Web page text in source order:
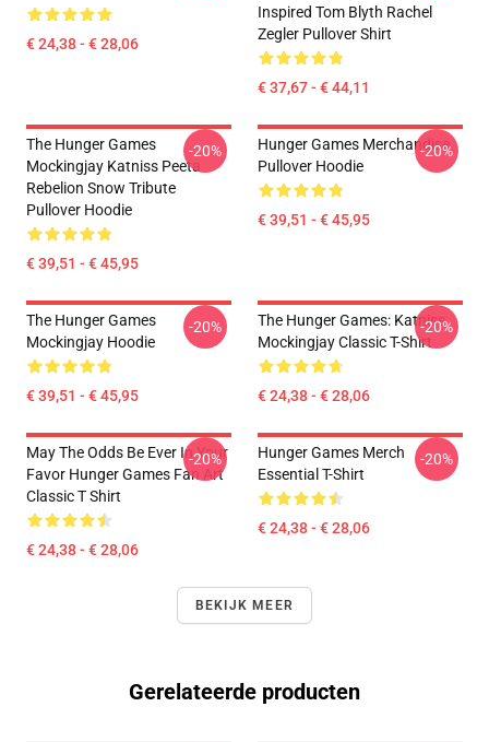
€ 24,38 - € 28,06
Inspired Tom Blyth Rachel
Zegler Pullover Shirt
€ 37,67 - € 44,11
The Hunger Games
Mockingjay Katniss Peeta
Rebelion Snow Tribute
Pullover Hoodie
€ 39,51 - € 45,95
-20%
Hunger Games Merchandise
Pullover Hoodie
€ 39,51 - € 45,95
-20%
The Hunger Games
Mockingjay Hoodie
€ 39,51 - € 45,95
-20%
The Hunger Games: Katniss
Mockingjay Classic T-Shirt
€ 24,38 - € 28,06
-20%
May The Odds Be Ever In Your
Favor Hunger Games Fan Art
Classic T Shirt
€ 24,38 - € 28,06
-20%
Hunger Games Merch
Essential T-Shirt
€ 24,38 - € 28,06
-20%
BEKIJK MEER
Gerelateerde producten